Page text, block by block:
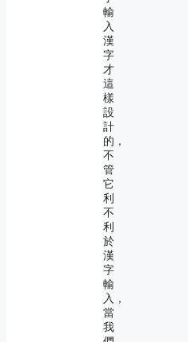
輸
入
漢
字
才
這
樣
設
計
的，
不
管
它
利
不
利
於
漢
字
輸
入，
當
我